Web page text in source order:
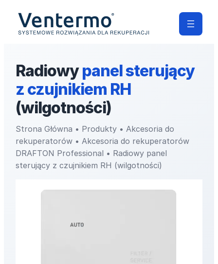
Radiowypanel sterujący
z czujnikiem RH
(wilgotności)
Strona Główna • Produkty • Akcesoria do
rekuperatorów • Akcesoria do rekuperatorów
DRAFTON Professional • Radiowy panel
sterujący z czujnikiem RH (wilgotności)